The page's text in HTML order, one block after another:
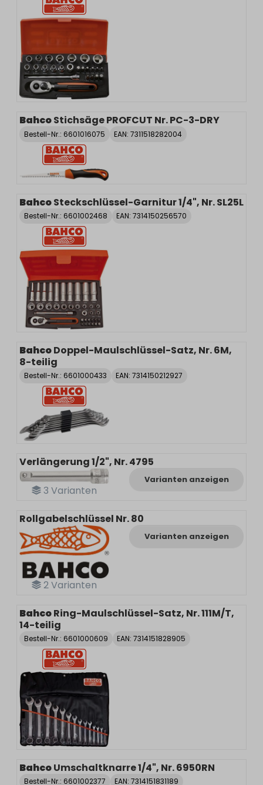
BahcoStichsäge PROFCUT Nr. PC-3-DRY
Bestell-Nr.: 6601016075 EAN: 7311518282004
BahcoSteckschlüssel-Garnitur 1/4", Nr. SL25L
Bestell-Nr.: 6601002468 EAN: 7314150256570
BahcoDoppel-Maulschlüssel-Satz, Nr. 6M,
8-teilig
Bestell-Nr.: 6601000433 EAN: 7314150212927
3 Varianten
Verlängerung 1/2", Nr. 4795
Varianten anzeigen
2Varianten
Rollgabelschlüssel Nr. 80
Varianten anzeigen
BahcoRing-Maulschlüssel-Satz, Nr. 111M/T,
14-teilig
Bestell-Nr.: 6601000609 EAN: 7314151828905
BahcoUmschaltknarre 1/4", Nr. 6950RN
Bestell-Nr.: 6601002377 EAN: 7314151831189